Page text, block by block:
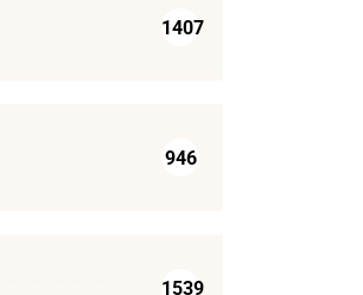
1407
946
1539